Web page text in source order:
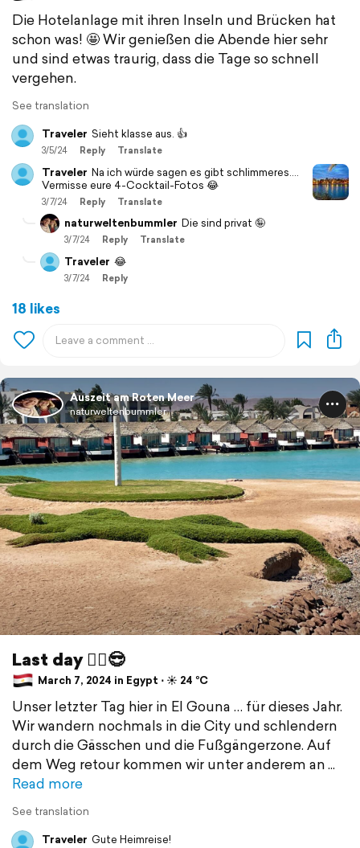
Die Hotelanlage mit ihren Inseln und Brücken hat
schon was! 🤩 Wir genießen die Abende hier sehr
und sind etwas traurig, dass die Tage so schnell
vergehen.
See translation
Traveler Sieht klasse aus. 👍
3/5/24 Reply Translate
Traveler Na ich würde sagen es gibt schlimmeres….
Vermisse eure 4-Cocktail-Fotos 😂
3/7/24 Reply Translate
naturweltenbummler Die sind privat 🤪
3/7/24 Reply Translate
Traveler 😂
3/7/24 Reply
18 likes
Auszeit am Roten Meer
naturweltenbummler
Last day 🤷‍♀️😎
March 7, 2024 in Egypt ⋅ ☀️ 24 °C
Unser letzter Tag hier in El Gouna … für dieses Jahr.
Wir wandern nochmals in die City und schlendern
durch die Gässchen und die Fußgängerzone. Auf
dem Weg retour kommen wir unter anderem an
Read more
See translation
Traveler Gute Heimreise!